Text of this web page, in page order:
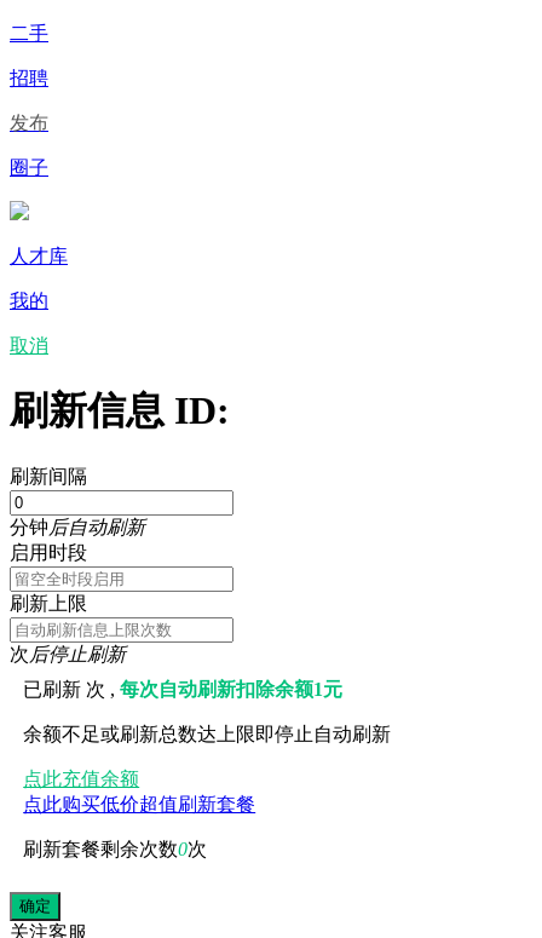
二手
招聘
发布
圈子
人才库
我的
取消
刷新信息 ID:
刷新间隔
分钟后自动刷新
启用时段
刷新上限
次后停止刷新
已刷新 次 ,每次自动刷新扣除余额1元
余额不足或刷新总数达上限即停止自动刷新
点此充值余额
点此购买低价超值刷新套餐
刷新套餐剩余次数0次
关注客服